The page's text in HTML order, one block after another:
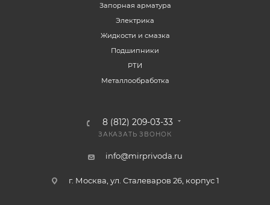
Запорная арматура
Электрика
Жидкости и смазка
Подшипники
РТИ
Металлообработка
8 (812) 209-03-33
ЗАКАЗАТЬ ЗВОНОК
info@mirprivoda.ru
г. Москва, ул. Сталеваров 26, корпус 1